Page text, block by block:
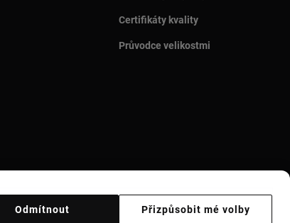
Certifikáty kvality
Průvodce velikostmi
Přizpůsobit mé volby
Odmítnout